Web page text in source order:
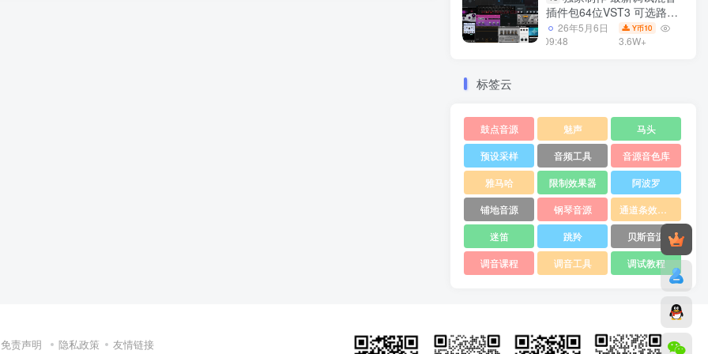
插件包64位VST3 可选路径
一键安装550个效果器合集
v3.0 WiN 支持定制
26年5月6日
09:48
Y币10
3.6W+
标签云
鼓点音源 魅声
马头
预设采样
音频工具
音源音色库
雅马哈
限制效果器
阿波罗
铺地音源
钢琴音源
通道条效果器
迷笛
跳羚
贝斯音源
调音课程
调音工具 调试教程
免责声明 隐私政策 友情链接